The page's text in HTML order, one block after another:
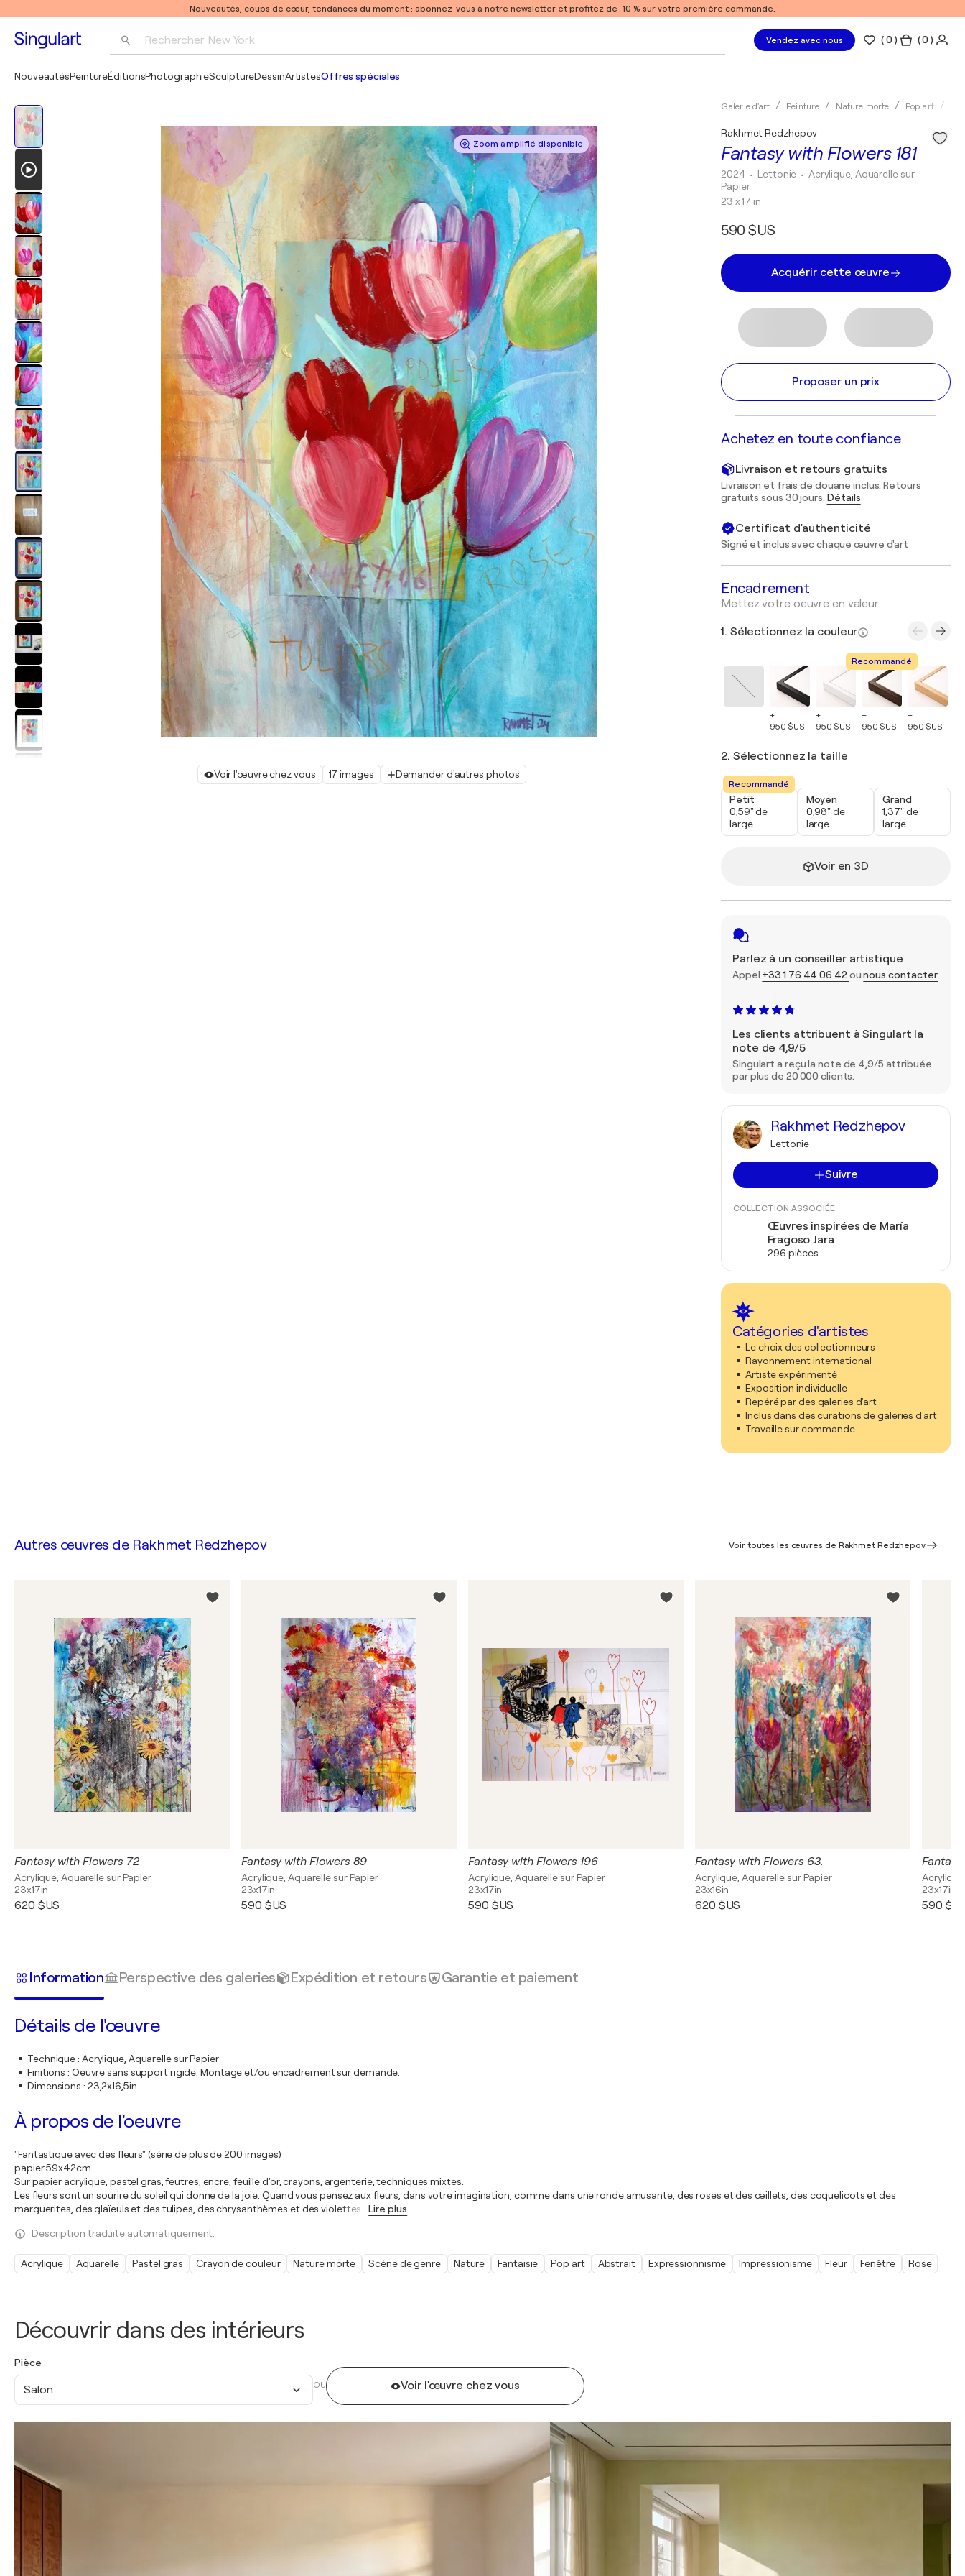
Nouveautés, coups de cœur, tendances du moment : abonnez-vous à notre newsletter et profitez de -10 % sur votre première commande.
Rechercher New York
Pablo Picasso
Vendez avec nous (0 ) ( 0 )
NouveautésPeintureÉditionsPhotographieSculptureDessinArtistesOffres spéciales
Zoom amplifié disponible
Voir l'œuvre chez vous 17 images Demander d'autres photos
Galerie d'art Peinture Nature morte Pop art
Fantasy with Flowers 181
Rakhmet Redzhepov
2024 • Lettonie • Acrylique, Aquarelle sur
Papier
23 x 17 in
590 $US
Acquérir cette œuvre
Proposer un prix
Achetez en toute confiance
Livraison et retours gratuits
Livraison et frais de douane inclus. Retours
gratuits sous 30 jours. Détails
Certificat d'authenticité
Signé et inclus avec chaque œuvre d'art
Encadrement
Mettez votre oeuvre en valeur
1. Sélectionnez la couleur
+
950 $US
+
950 $US
Recommandé
+
950 $US
+
950 $US
2. Sélectionnez la taille
Recommandé
Petit
0,59" de
large
Moyen
0,98" de
large
Grand
1,37" de
large
Voir en 3D
Parlez à un conseiller artistique
Appel +33 1 76 44 06 42 ounous contacter
Les clients attribuent à Singulart la
note de 4,9/5
Singulart a reçu la note de 4,9/5 attribuée
par plus de 20 000 clients.
Rakhmet Redzhepov
Lettonie
Suivre
COLLECTION ASSOCIÉE
Œuvres inspirées de María
Fragoso Jara
296 pièces
Catégories d'artistes
Le choix des collectionneurs
Rayonnement international
Artiste expérimenté
Exposition individuelle
Repéré par des galeries d'art
Inclus dans des curations de galeries d'art
Travaille sur commande
Découvrir dans des intérieurs
Pièce
Salon OU Voir l'œuvre chez vous
Autres œuvres de Rakhmet Redzhepov Voir toutes les œuvres de Rakhmet Redzhepov
Fantasy with Flowers 72
Acrylique, Aquarelle sur Papier
23x17in
620 $US
Fantasy with Flowers 89
Acrylique, Aquarelle sur Papier
23x17in
590 $US
Fantasy with Flowers 196
Acrylique, Aquarelle sur Papier
23x17in
590 $US
Fantasy with Flowers 63.
Acrylique, Aquarelle sur Papier
23x16in
620 $US
23x17in
590
Information Perspective des galeries Expédition et retours Garantie et paiement
Détails de l'œuvre
Technique: Acrylique, Aquarelle sur Papier
Finitions : Oeuvre sans support rigide. Montage et/ou encadrement sur demande.
Dimensions : 23,2x16,5in
À propos de l'oeuvre
"Fantastique avec des fleurs" (série de plus de 200 images)
papier 59x42cm
Sur papier acrylique, pastel gras, feutres, encre, feuille d'or, crayons, argenterie, techniques mixtes.
Les fleurs sont un sourire du soleil qui donne de la joie. Quand vous pensez aux fleurs, dans votre imagination, comme dans une ronde amusante, des roses et des œillets, des coquelicots et des
marguerites, des glaïeuls et des tulipes, des chrysanthèmes et des violettes
Lire plus
Description traduite automatiquement.
Acrylique Aquarelle Pastel gras Crayon de couleur Nature morte Scène de genre Nature Fantaisie Pop art Abstrait Expressionnisme Impressionisme Fleur Fenêtre Rose